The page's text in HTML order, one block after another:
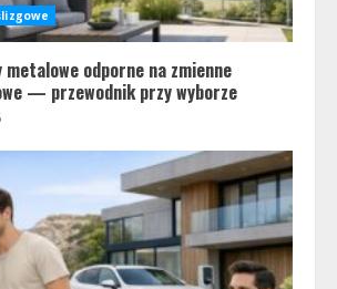
odporne na zmienne
— przewodnik przy wyborze